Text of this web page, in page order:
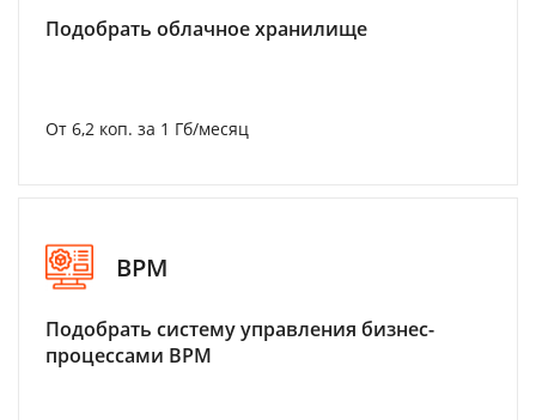
Подобрать облачное хранилище
От 6,2 коп. за 1 Гб/месяц
BPM
Подобрать систему управления бизнес-
процессами BPM